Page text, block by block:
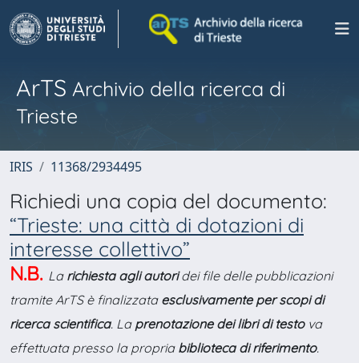
ArTS Archivio della ricerca di
Trieste
IRIS 11368/2934495
Richiedi una copia del documento:
“Trieste: una città di dotazioni di
interesse collettivo”
N.B. La richiesta agli autoridei file delle pubblicazioni
tramite ArTS è finalizzata esclusivamente per scopi di
ricerca scientifica. La prenotazione dei libri di testova
effettuata presso la propria biblioteca di riferimento.